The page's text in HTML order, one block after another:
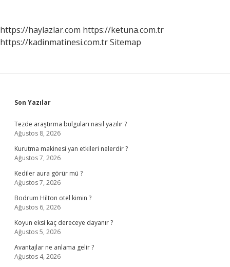
https://haylazlar.com https://ketuna.com.tr
https://kadinmatinesi.com.trSitemap
Sidebar
Son Yazılar
Tezde araştırma bulguları nasıl yazılır ?
Ağustos 8, 2026
Kurutma makinesi yan etkileri nelerdir ?
Ağustos 7, 2026
Kediler aura görür mü ?
Ağustos 7, 2026
Bodrum Hilton otel kimin ?
Ağustos 6, 2026
Koyun eksi kaç dereceye dayanır ?
Ağustos 5, 2026
Avantajlar ne anlama gelir ?
Ağustos 4, 2026